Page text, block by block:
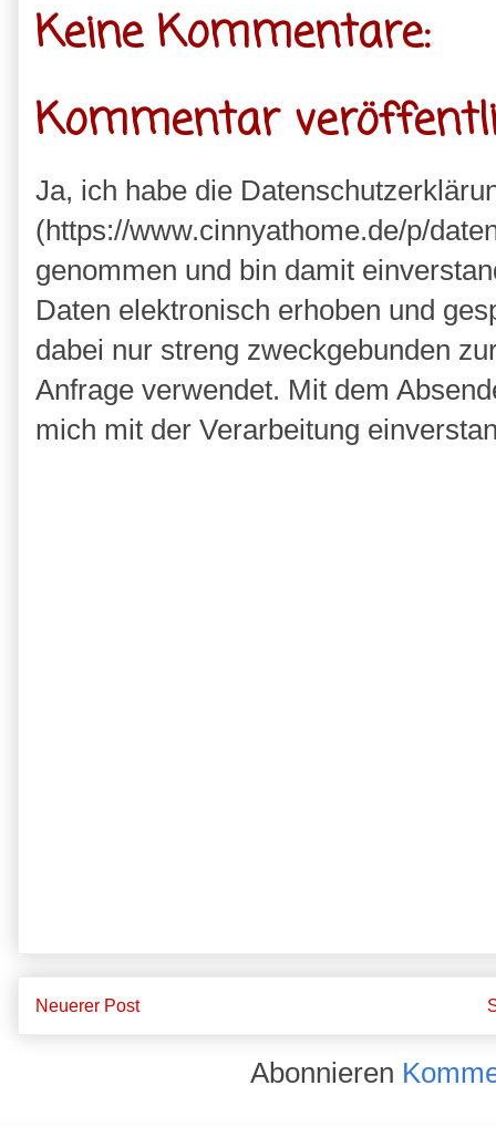
Keine Kommentare:
Kommentar
Ja, ich habe die
(https://www.cinnyathome.de/p/
genommen und bin damit
Daten elektronisch erhoben und
dabei nur streng zweckgebunden
Anfrage verwendet. Mit dem
mich mit der Verarbeitung
Neuerer Post
Abonnieren